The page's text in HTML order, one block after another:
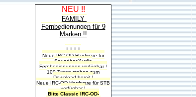
NEU !!
FAMILY
Fernbedienungen für 9
Marken !!
++++
Neue IRC-OD-Hardware für
Soundbar/Audio
Fernbedienungen verfügbar !
100 Typen stehen zum
Download bereit !
Neue IRC-OD-Hardware für STB
verfügbar !
Bitte Classic IRC-OD-